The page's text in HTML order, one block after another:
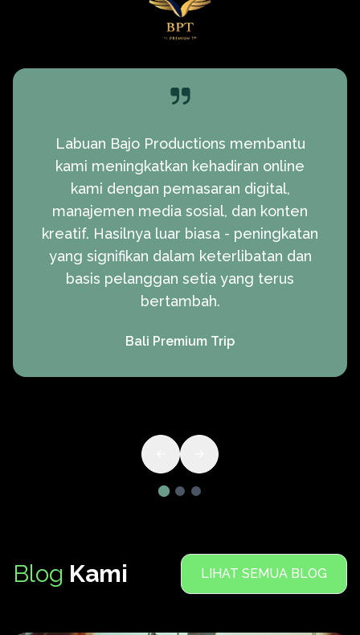
Labuan Bajo Productions membantu
kami meningkatkan kehadiran online
kami dengan pemasaran digital,
manajemen media sosial, dan konten
kreatif. Hasilnya luar biasa - peningkatan
yang signifikan dalam keterlibatan dan
basis pelanggan setia yang terus
bertambah.
Bali Premium Trip
Blog Kami LIHAT SEMUA BLOG